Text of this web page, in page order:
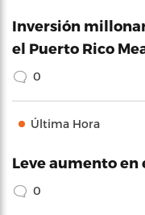
Inversión
el Puerto Rico
0
Última Hora
Leve aumento en
0